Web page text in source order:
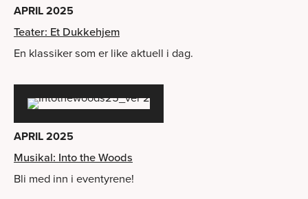
APRIL 2025
Teater: Et Dukkehjem
En klassiker som er like aktuell i dag.
APRIL 2025
Musikal: Into the Woods
Bli med inn i eventyrene!